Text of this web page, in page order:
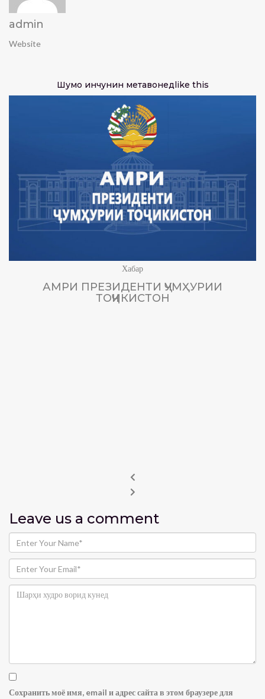
admin
Website
Шумо инчунин метавонедlike this
Хабар
АМРИ ПРЕЗИДЕНТИ ҶУМҲУРИИ
ТОҶИКИСТОН
Leave us a comment
Сохранить моё имя, email и адрес сайта в этом браузере для